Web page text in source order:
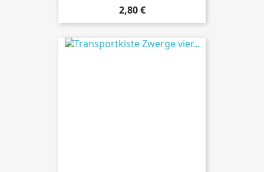
Preis
2,80 €